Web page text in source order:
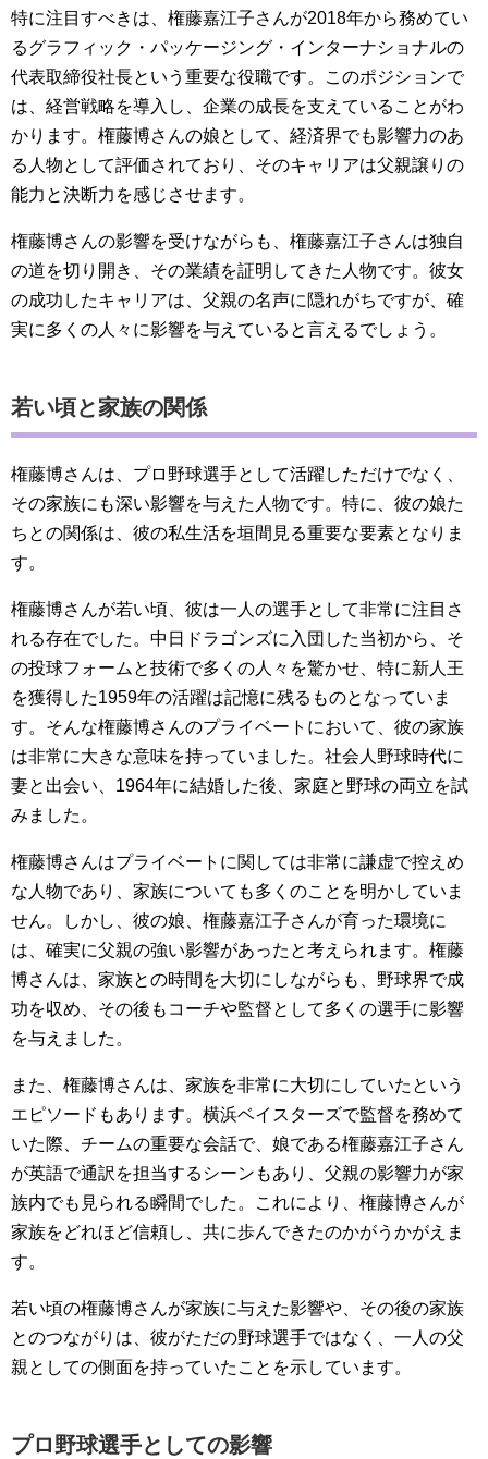
特に注目すべきは、権藤嘉江子さんが2018年から務めてい
るグラフィック・パッケージング・インターナショナルの
代表取締役社長という重要な役職です。このポジションで
は、経営戦略を導入し、企業の成長を支えていることがわ
かります。権藤博さんの娘として、経済界でも影響力のあ
る人物として評価されており、そのキャリアは父親譲りの
能力と決断力を感じさせます。
権藤博さんの影響を受けながらも、権藤嘉江子さんは独自
の道を切り開き、その業績を証明してきた人物です。彼女
の成功したキャリアは、父親の名声に隠れがちですが、確
実に多くの人々に影響を与えていると言えるでしょう。
若い頃と家族の関係
権藤博さんは、プロ野球選手として活躍しただけでなく、
その家族にも深い影響を与えた人物です。特に、彼の娘た
ちとの関係は、彼の私生活を垣間見る重要な要素となりま
す。
権藤博さんが若い頃、彼は一人の選手として非常に注目さ
れる存在でした。中日ドラゴンズに入団した当初から、そ
の投球フォームと技術で多くの人々を驚かせ、特に新人王
を獲得した1959年の活躍は記憶に残るものとなっていま
す。そんな権藤博さんのプライベートにおいて、彼の家族
は非常に大きな意味を持っていました。社会人野球時代に
妻と出会い、1964年に結婚した後、家庭と野球の両立を試
みました。
権藤博さんはプライベートに関しては非常に謙虚で控えめ
な人物であり、家族についても多くのことを明かしていま
せん。しかし、彼の娘、権藤嘉江子さんが育った環境に
は、確実に父親の強い影響があったと考えられます。権藤
博さんは、家族との時間を大切にしながらも、野球界で成
功を収め、その後もコーチや監督として多くの選手に影響
を与えました。
また、権藤博さんは、家族を非常に大切にしていたという
エピソードもあります。横浜ベイスターズで監督を務めて
いた際、チームの重要な会話で、娘である権藤嘉江子さん
が英語で通訳を担当するシーンもあり、父親の影響力が家
族内でも見られる瞬間でした。これにより、権藤博さんが
家族をどれほど信頼し、共に歩んできたのかがうかがえま
す。
若い頃の権藤博さんが家族に与えた影響や、その後の家族
とのつながりは、彼がただの野球選手ではなく、一人の父
親としての側面を持っていたことを示しています。
プロ野球選手としての影響